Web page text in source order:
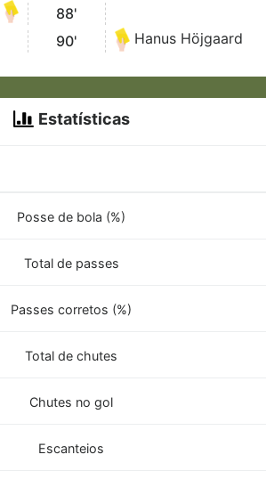
88'
90'
Hanus Höjgaard
Estatísticas
Posse de bola (%)
Total de passes
Passes corretos (%)
Total de chutes
Chutes no gol
Escanteios